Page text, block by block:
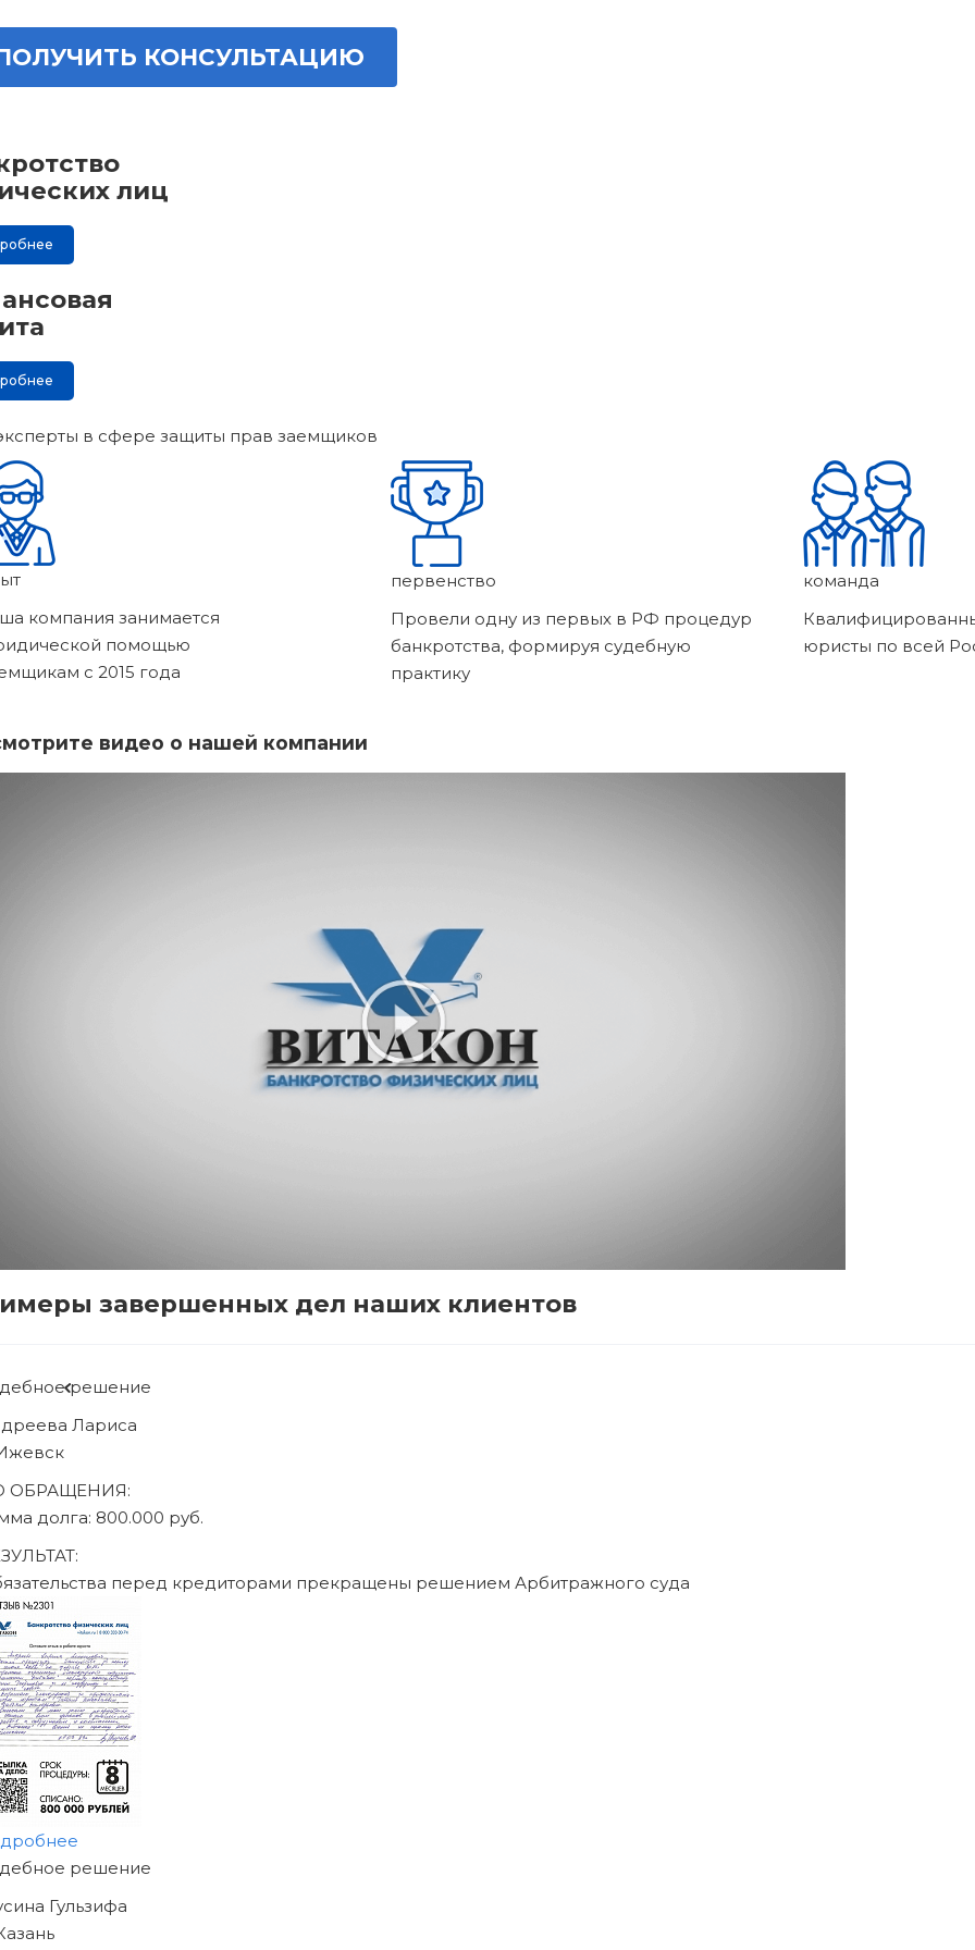
КОНСУЛЬТАЦИЮ
лиц
в сфере защиты прав заемщиков
компания занимается
помощью
с 2015 года
первенство
Провели одну из первых в РФ процедур
банкротства, формируя судебную
практику
команда
юристы по всей
видео о нашей компании
завершенных дел наших клиентов
Обязательства перед кредиторами прекращены решением Арбитражного суда